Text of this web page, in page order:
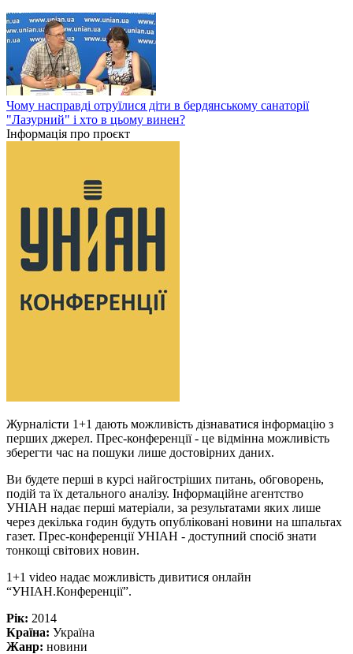
Чому насправді отруїлися діти в бердянському санаторії
"Лазурний" і хто в цьому винен?
Інформація про проєкт
Журналісти 1+1 дають можливість дізнаватися інформацію з
перших джерел. Прес-конференції - це відмінна можливість
зберегти час на пошуки лише достовірних даних.
Ви будете перші в курсі найгостріших питань, обговорень,
подій та їх детального аналізу. Інформаційне агентство
УНІАН надає перші матеріали, за результатами яких лише
через декілька годин будуть опубліковані новини на шпальтах
газет. Прес-конференції УНІАН - доступний спосіб знати
тонкощі світових новин.
1+1 video надає можливість дивитися онлайн
“УНІАН.Конференції”.
Рік: 2014
Країна: Україна
Жанр: новини